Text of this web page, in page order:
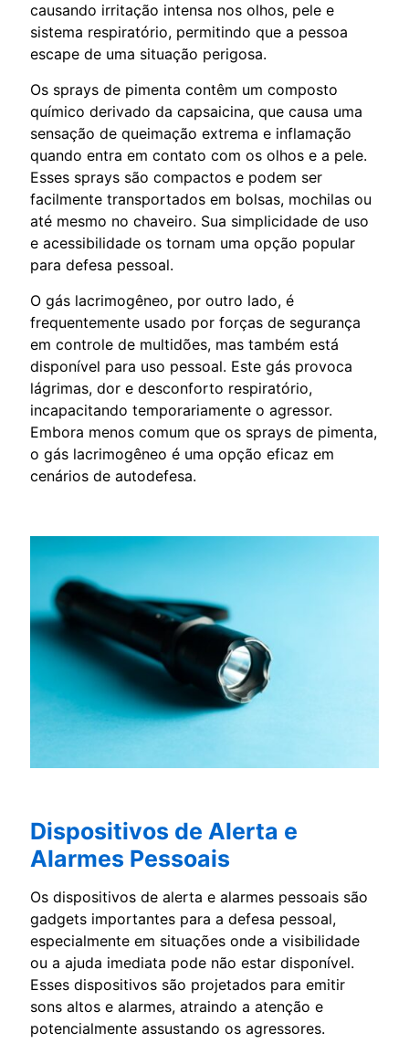
causando irritação intensa nos olhos, pele e
sistema respiratório, permitindo que a pessoa
escape de uma situação perigosa.
Os sprays de pimenta contêm um composto
químico derivado da capsaicina, que causa uma
sensação de queimação extrema e inflamação
quando entra em contato com os olhos e a pele.
Esses sprays são compactos e podem ser
facilmente transportados em bolsas, mochilas ou
até mesmo no chaveiro. Sua simplicidade de uso
e acessibilidade os tornam uma opção popular
para defesa pessoal.
O gás lacrimogêneo, por outro lado, é
frequentemente usado por forças de segurança
em controle de multidões, mas também está
disponível para uso pessoal. Este gás provoca
lágrimas, dor e desconforto respiratório,
incapacitando temporariamente o agressor.
Embora menos comum que os sprays de pimenta,
o gás lacrimogêneo é uma opção eficaz em
cenários de autodefesa.
Dispositivos de Alerta e
Alarmes Pessoais
Os dispositivos de alerta e alarmes pessoais são
gadgets importantes para a defesa pessoal,
especialmente em situações onde a visibilidade
ou a ajuda imediata pode não estar disponível.
Esses dispositivos são projetados para emitir
sons altos e alarmes, atraindo a atenção e
potencialmente assustando os agressores.